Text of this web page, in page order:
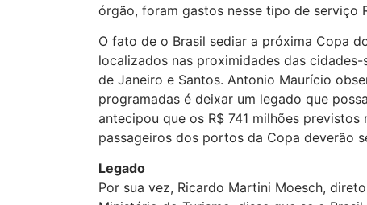
órgão, foram gastos nesse tipo de serviço
O fato de o Brasil sediar a próxima Copa
localizados nas proximidades das cidades-
de Janeiro e Santos. Antonio Maurício
programadas é deixar um legado que
antecipou que os R$ 741 milhões
passageiros dos portos da Copa deverão
Legado
Por sua vez, Ricardo Martini Moesch,